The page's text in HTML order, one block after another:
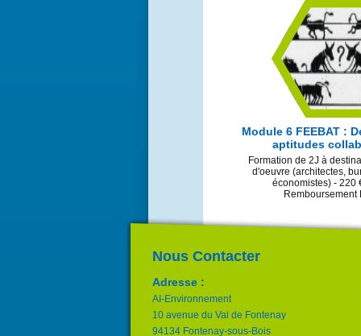
Module 6 FEEBAT :
aptitudes
Formation de 2J à
d'oeuvre (architectes,
économistes) - 220
Remboursement
Nous Contacter
Adresse :
AI-Environnement
10 avenue du Val de Fontenay
94134 Fontenay-sous-Bois